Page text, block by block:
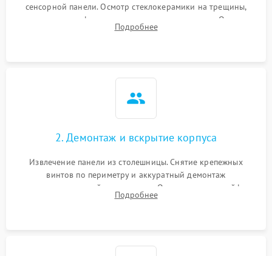
сенсорной панели. Осмотр стеклокерамики на трещины,
проверка конфорок на равномерность нагрева. Опрос
клиента о симптомах (не включается, не видит посуду,
Подробнее
2. Демонтаж и вскрытие корпуса
Извлечение панели из столешницы. Снятие крепежных
винтов по периметру и аккуратный демонтаж
стеклокерамической поверхности. Отсоединение шлейфов
сенсорного блока для доступа к силовым платам, катушкам
Подробнее